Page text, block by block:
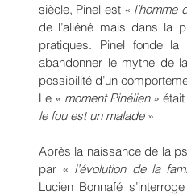
siècle, Pinel est « l’homme
de l’aliéné mais dans la
pratiques. Pinel fonde la
abandonner le mythe de
possibilité d’un
Le « moment Pinélien » était
le fou est un malade »
Après la naissance de la
par «
Lucien Bonnafé